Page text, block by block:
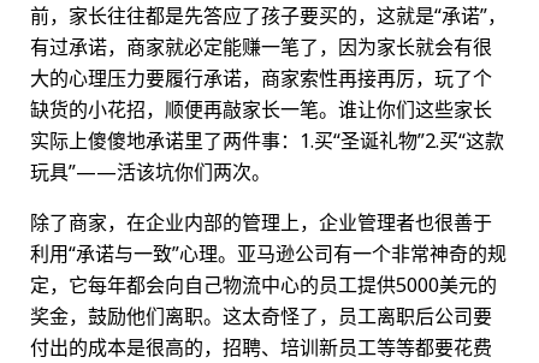
前，家长往往都是先答应了孩子要买的，这就是“承诺”，
有过承诺，商家就必定能赚一笔了，因为家长就会有很
大的心理压力要履行承诺，商家索性再接再厉，玩了个
缺货的小花招，顺便再敲家长一笔。谁让你们这些家长
实际上傻傻地承诺里了两件事：1.买“圣诞礼物”2.买“这款
玩具”——活该坑你们两次。
除了商家，在企业内部的管理上，企业管理者也很善于
利用“承诺与一致”心理。亚马逊公司有一个非常神奇的规
定，它每年都会向自己物流中心的员工提供5000美元的
奖金，鼓励他们离职。这太奇怪了，员工离职后公司要
付出的成本是很高的，招聘、培训新员工等等都要花费